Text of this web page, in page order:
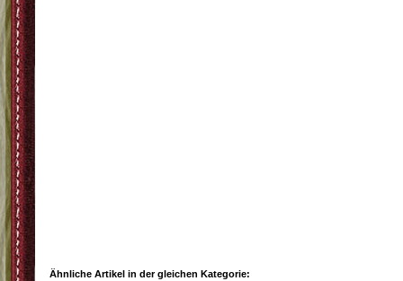
Ähnliche Artikel in der gleichen Kategorie: